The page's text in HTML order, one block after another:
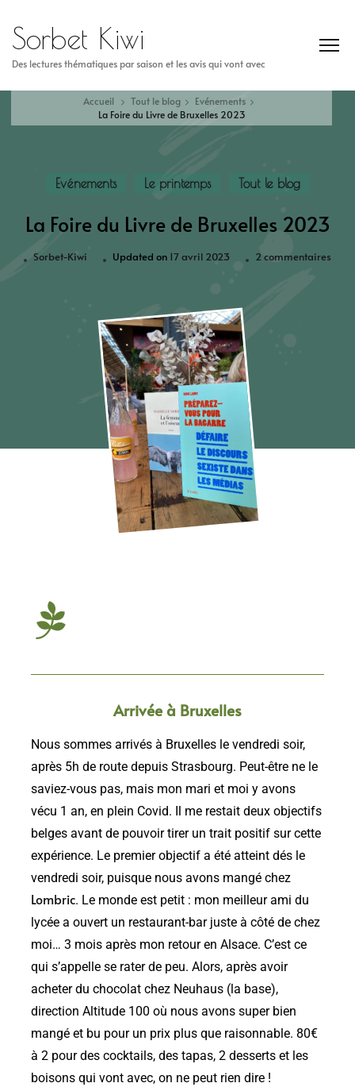
Sorbet Kiwi
Des lectures thématiques par saison et les avis qui vont avec
Accueil Tout le blog
Evénements
La Foire du Livre de Bruxelles 2023
Evénements Le printemps Tout le blog
La Foire du Livre de Bruxelles 2023
Sorbet-Kiwi Updated on 17 avril 2023 2 commentaires
Arrivée à Bruxelles
Nous sommes arrivés à Bruxelles le vendredi soir,
après 5h de route depuis Strasbourg. Peut-être ne le
saviez-vous pas, mais mon mari et moi y avons
vécu 1 an, en plein Covid. Il me restait deux objectifs
belges avant de pouvoir tirer un trait positif sur cette
expérience. Le premier objectif a été atteint dés le
vendredi soir, puisque nous avons mangé chez
Lombric. Le monde est petit : mon meilleur ami du
lycée a ouvert un restaurant-bar juste à côté de chez
moi… 3 mois après mon retour en Alsace. C’est ce
qui s’appelle se rater de peu. Alors, après avoir
acheter du chocolat chez Neuhaus (la base),
direction Altitude 100 où nous avons super bien
mangé et bu pour un prix plus que raisonnable. 80€
à 2 pour des cocktails, des tapas, 2 desserts et les
boisons qui vont avec, on ne peut rien dire !